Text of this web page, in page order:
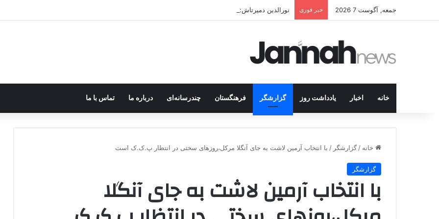
جمعه, آگوست 7 2026 خبر فوری نورالدین دمیرتاش: حتی اگر جهان را هم در اختیار داشتیم، به‌دنبال تشکیل دولت کُردی نبودیم
خانه اخبار یادداشت روز گزارشگر فرهنگستان چندرسانه‌ای درباره ما تماس با ما
خانه / گزارشگر / با انتخاب آرمین لاشت به جای آنگلا مرکل،روزهای سختی در انتظار پ.ک.ک است
گزارشگر
با انتخاب آرمین لاشت به جای آنگلا